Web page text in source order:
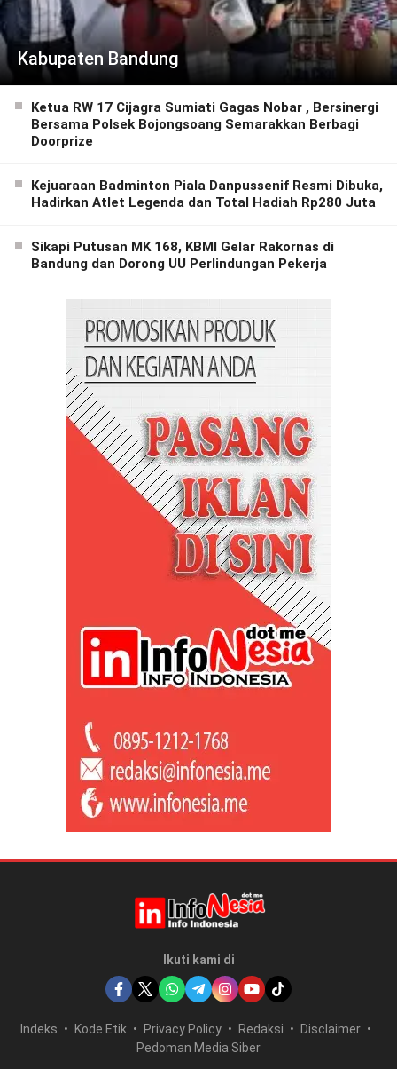
Kabupaten Bandung
Ketua RW 17 Cijagra Sumiati Gagas Nobar , Bersinergi
Bersama Polsek Bojongsoang Semarakkan Berbagi
Doorprize
Kejuaraan Badminton Piala Danpussenif Resmi Dibuka,
Hadirkan Atlet Legenda dan Total Hadiah Rp280 Juta
Sikapi Putusan MK 168, KBMI Gelar Rakornas di
Bandung dan Dorong UU Perlindungan Pekerja
Ikuti kami di
Indeks Kode Etik Privacy Policy Redaksi
Disclaimer
Pedoman Media Siber